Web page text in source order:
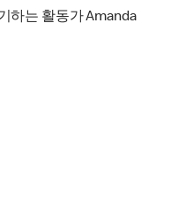
하는 활동가 Amanda